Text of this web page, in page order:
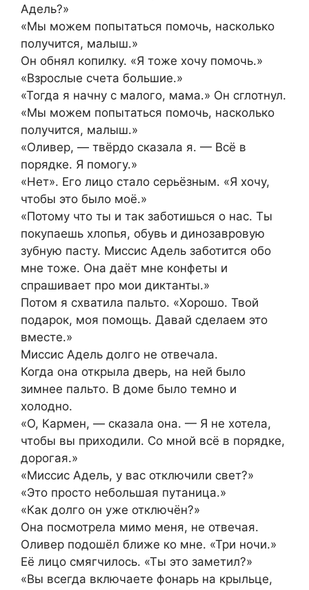
Адель?»
«Мы можем попытаться помочь, насколько
получится, малыш.»
Он обнял копилку. «Я тоже хочу помочь.»
«Взрослые счета большие.»
«Тогда я начну с малого, мама.» Он сглотнул.
«Мы можем попытаться помочь, насколько
получится, малыш.»
«Оливер, — твёрдо сказала я. — Всё в
порядке. Я помогу.»
«Нет». Его лицо стало серьёзным. «Я хочу,
чтобы это было моё.»
«Потому что ты и так заботишься о нас. Ты
покупаешь хлопья, обувь и динозавровую
зубную пасту. Миссис Адель заботится обо
мне тоже. Она даёт мне конфеты и
спрашивает про мои диктанты.»
Потом я схватила пальто. «Хорошо. Твой
подарок, моя помощь. Давай сделаем это
вместе.»
Миссис Адель долго не отвечала.
Когда она открыла дверь, на ней было
зимнее пальто. В доме было темно и
холодно.
«О, Кармен, — сказала она. — Я не хотела,
чтобы вы приходили. Со мной всё в порядке,
дорогая.»
«Миссис Адель, у вас отключили свет?»
«Это просто небольшая путаница.»
«Как долго он уже отключён?»
Она посмотрела мимо меня, не отвечая.
Оливер подошёл ближе ко мне. «Три ночи.»
Её лицо смягчилось. «Ты это заметил?»
«Вы всегда включаете фонарь на крыльце,